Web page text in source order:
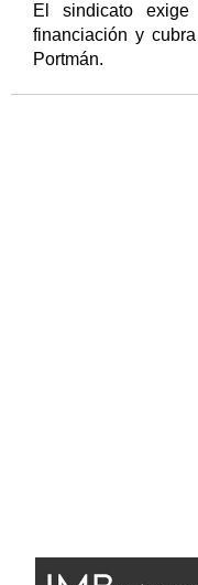
El sindicato
financiación y
Portmán.